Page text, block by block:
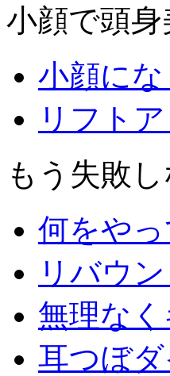
小顔で頭身
小顔に
リフト
もう失敗
何をや
リバウ
無理な
耳つぼ